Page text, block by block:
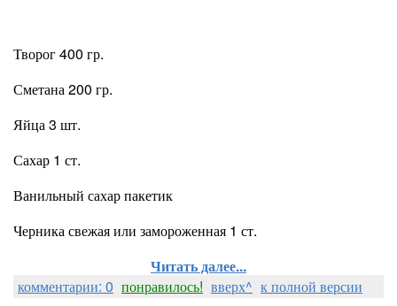
Творог 400 гр.
Сметана 200 гр.
Яйца 3 шт.
Сахар 1 ст.
Ванильный сахар пакетик
Черника свежая или замороженная 1 ст.
Читать далее...
комментарии: 0 понравилось! вверх^ к полной версии